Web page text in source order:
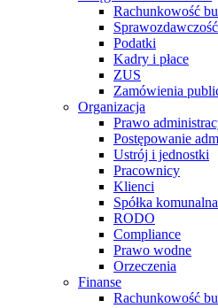
Rachunkowość
Sprawozdawczość
Podatki
Kadry i płace
ZUS
Zamówienia
Organizacja
Prawo
Postępowanie
Ustrój i jednostki
Pracownicy
Klienci
Spółka komunalna
RODO
Compliance
Prawo wodne
Orzeczenia
Finanse
Rachunkowość